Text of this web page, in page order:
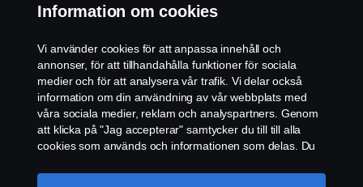
Kontakta oss
Visselblåsning
Cookie policy
Inställningar för cookies
Information om cookies
Vi använder cookies för att anpassa innehåll och
annonser, för att tillhandahålla funktioner för sociala
medier och för att analysera vår trafik. Vi delar också
information om din användning av vår webbplats med
våra sociala medier, reklam och analyspartners. Genom
att klicka på "Jag accepterar" samtycker du till till alla
cookies som används och informationen som delas. Du
"Cookie-inställningar" och välja de kategorier du vill